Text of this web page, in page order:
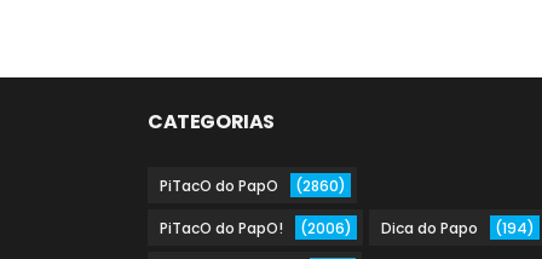
CATEGORIAS
PiTacO do PapO (2860)
PiTacO do PapO! (2006) Dica do Papo (194)